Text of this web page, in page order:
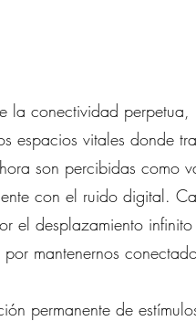
la conectividad
espacios vitales donde
son percibidas como
con el ruido digital.
el desplazamiento
mantenernos
permanente de